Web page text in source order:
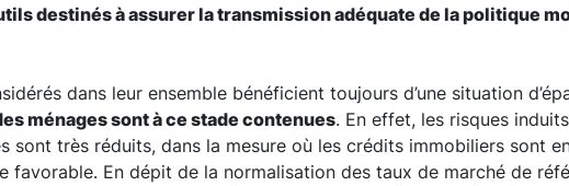
destinés à assurer la transmission adéquate de la politique
dans leur ensemble bénéficient toujours d’une situation
ménages sont à ce stade contenues. En effet, les risques
sont très réduits, dans la mesure où les crédits immobiliers sont
favorable. En dépit de la normalisation des taux de marché de